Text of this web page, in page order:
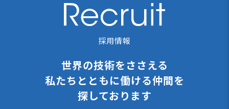
採用情報
世界の技術をささえる
私たちと ともに働ける仲間を
探しております